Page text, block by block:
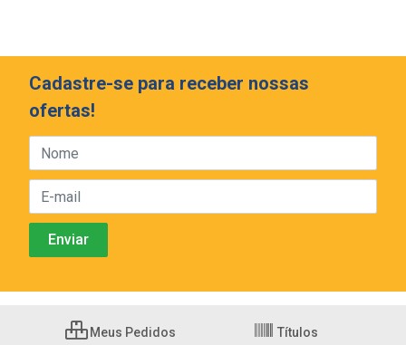
Cadastre-se para receber nossas
ofertas!
Meus Pedidos Títulos